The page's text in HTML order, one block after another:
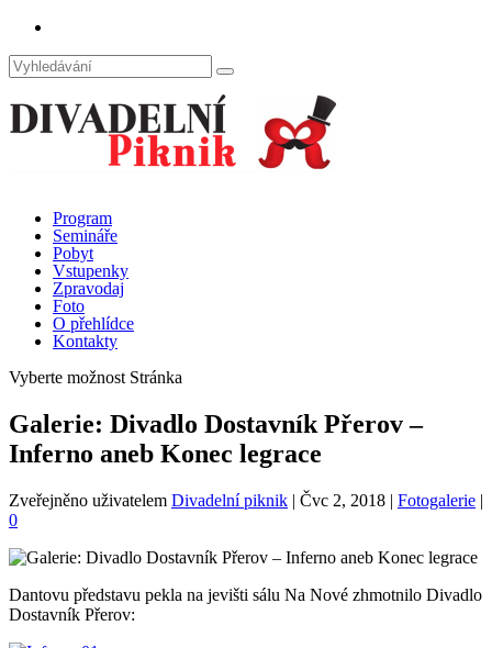
Program
Semináře
Pobyt
Vstupenky
Zpravodaj
Foto
O přehlídce
Kontakty
Vyberte možnost Stránka
Galerie: Divadlo Dostavník Přerov –
Inferno aneb Konec legrace
Zveřejněno uživatelem Divadelní piknik | Čvc 2, 2018 | Fotogalerie |
0
Dantovu představu pekla na jevišti sálu Na Nové zhmotnilo Divadlo
Dostavník Přerov: